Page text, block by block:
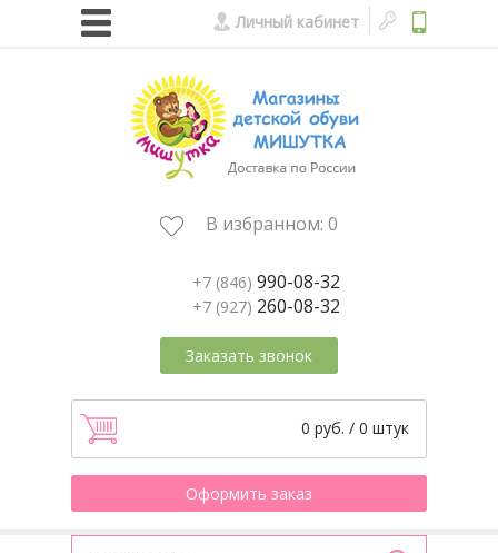
Личный кабинет
В избранном: 0
+7 (846) 990-08-32
+7 (927) 260-08-32
Заказать звонок
0 руб. / 0 штук
Оформить заказ